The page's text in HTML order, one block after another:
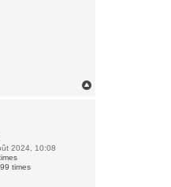
2024, 10:08
times